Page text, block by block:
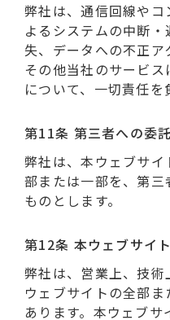
弊社は、通信回線や
よるシステムの中断
失、データへの不正ア
その他当社のサービ
について、一切責任を
第11条 第三者への委託
弊社は、本ウェブサ
部または一部を、第
ものとします。
第12条 本ウェブサイ
弊社は、営業上、技
ウェブサイトの全部
あります。本ウェブ